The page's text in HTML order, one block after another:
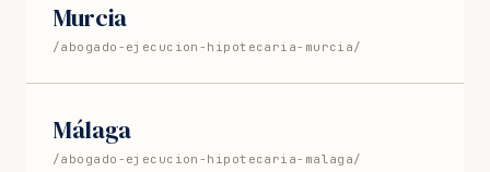
Murcia
/abogado-ejecucion-hipotecaria-murcia/
Málaga
/abogado-ejecucion-hipotecaria-malaga/